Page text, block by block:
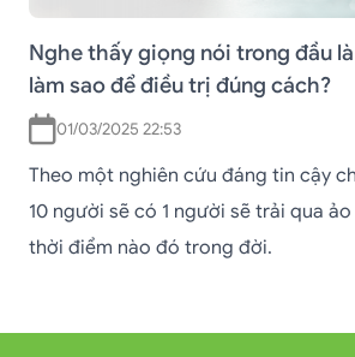
Nghe thấy giọng nói trong đầu
làm sao để điều trị đúng cách?
01/03/2025 22:53
Theo một nghiên cứu đáng tin cậy
10 người sẽ có 1 người sẽ trải qua
thời điểm nào đó trong đời.